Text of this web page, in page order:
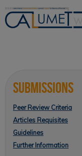
content
Submissions
Peer Review Criteria
Articles Requisites
Guidelines
Further Information